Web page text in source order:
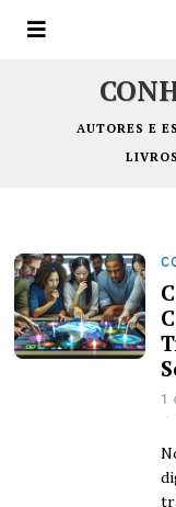
AUTORES E
1